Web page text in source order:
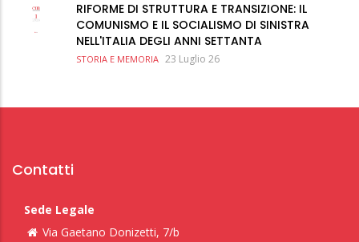
RIFORME DI STRUTTURA E TRANSIZIONE: IL
COMUNISMO E IL SOCIALISMO DI SINISTRA
NELL'ITALIA DEGLI ANNI SETTANTA
STORIA E MEMORIA 23 Luglio 26
Contatti
Sede Legale
Via Gaetano Donizetti, 7/b